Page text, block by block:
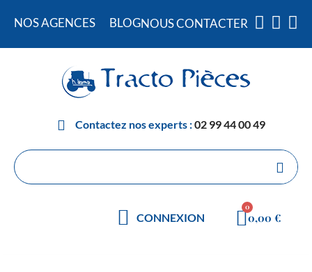
NOS AGENCES BLOGNOUS CONTACTER
Contactez nos experts :02 99 44 00 49
CONNEXION 0,00 €